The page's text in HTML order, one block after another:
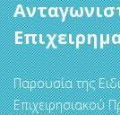
Παρουσία της
Επιχειρησιακού